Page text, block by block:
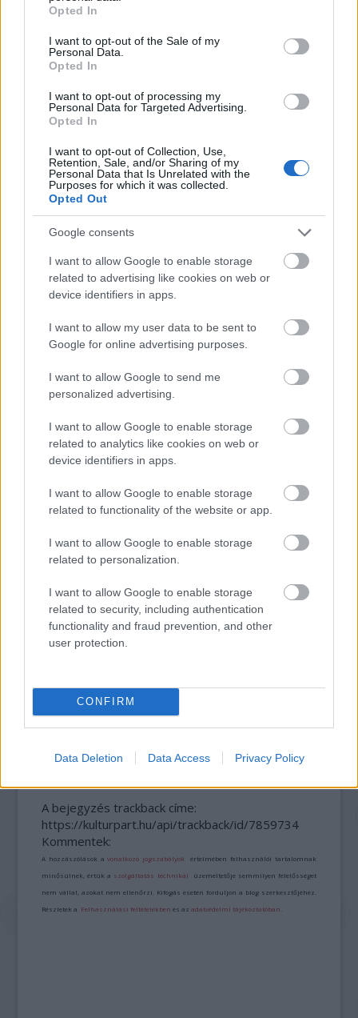
use your data for below specified purposes in below Google
consent section.
Opted In
I want to opt-out of the Sale of my
Personal Data.
Opted In
I want to opt-out of processing my
Personal Data for Targeted Advertising.
Opted In
I want to opt-out of Collection, Use,
Retention, Sale, and/or Sharing of my
Personal Data that Is Unrelated with the
Purposes for which it was collected.
Opted Out
Google consents
I want to allow Google to enable storage
related to advertising like cookies on web or
device identifiers in apps.
I want to allow my user data to be sent to
Google for online advertising purposes.
I want to allow Google to send me
personalized advertising.
I want to allow Google to enable storage
related to analytics like cookies on web or
device identifiers in apps.
I want to allow Google to enable storage
related to functionality of the website or app.
I want to allow Google to enable storage
related to personalization.
I want to allow Google to enable storage
related to security, including authentication
functionality and fraud prevention, and other
user protection.
CONFIRM
Data Deletion Data Access Privacy Policy
Film Horror Filmpremier
MINDÖRÖKKÉ ELŐZETESE
MOZIKBA KERÜL AZ ÉV EGYIK LEGJOBB
HORRORFILMJE
SZEMBE MERSZ NÉZNI AZZAL, AKIVÉ
A bejegyzés trackback címe:
https://kulturpart.hu/api/trackback/id/7859734
Kommentek:
A hozzászólások avonatkozó jogszabályok értelmében felhasználói tartalomnak
minősülnek, értük a szolgáltatás technikai üzemeltetője semmilyen felelősséget
nem vállal, azokat nem ellenőrzi. Kifogás esetén forduljon a blog szerkesztőjéhez.
Részletek a Felhasználási feltételekben és azadatvédelmi tájékoztatóban